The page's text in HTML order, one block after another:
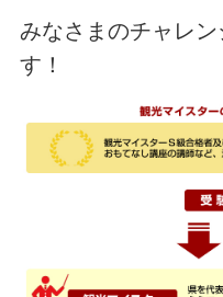
みなさまのチャレ
す！